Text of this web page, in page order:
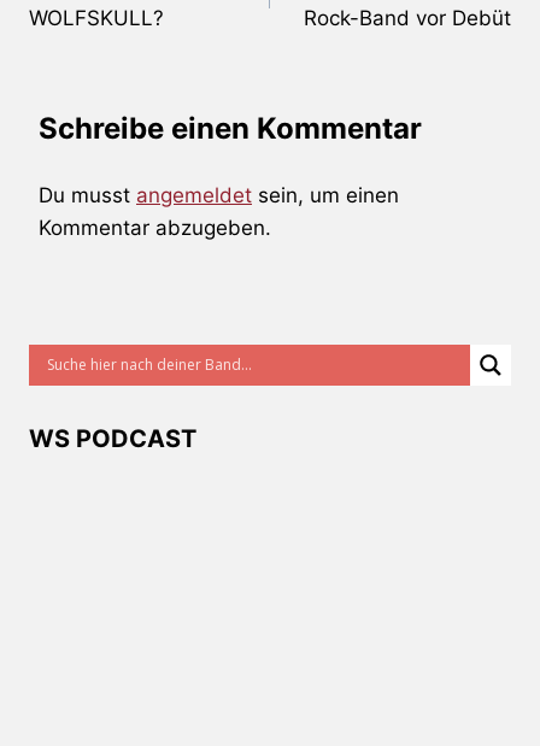
WOLFSKULL?
Rock-Band vor Debüt
Schreibe einen Kommentar
Du musst angemeldet sein, um einen
Kommentar abzugeben.
WS PODCAST